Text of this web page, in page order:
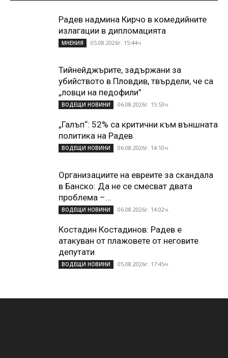
Радев надмина Кирчо в комедийните
излагации в дипломацията
МНЕНИЯ 05.08.2026г. 15:44ч.
Тийнейджърите, задържани за
убийството в Пловдив, твърдели, че са
„ловци на педофили”
ВОДЕЩИ НОВИНИ 06.08.2026г. 15:53ч.
„Галъп“: 52% са критични към външната
политика на Радев
ВОДЕЩИ НОВИНИ 06.08.2026г. 14:10ч.
Организациите на евреите за скандала
в Банско: Да не се смесват двата
проблема –...
ВОДЕЩИ НОВИНИ 06.08.2026г. 14:02ч.
Костадин Костадинов: Радев е
атакуван от плажoвете от неговите
депутати
ВОДЕЩИ НОВИНИ 05.08.2026г. 17:45ч.